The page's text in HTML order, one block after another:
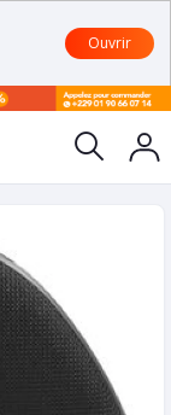
Ouvrir